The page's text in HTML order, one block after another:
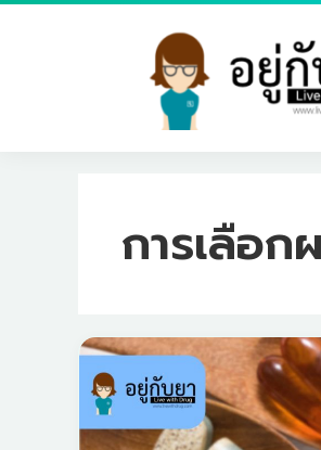
การเลือ